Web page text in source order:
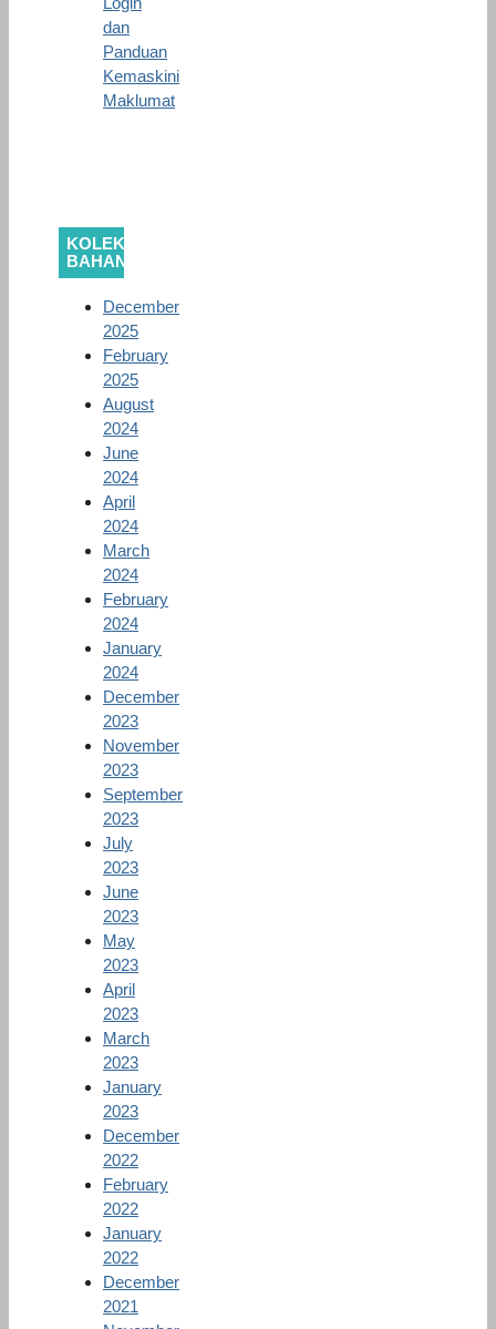
dan
Panduan
Kemaskini
Maklumat
KOLEKSI
BAHAN
December
2025
February
2025
August
2024
June
2024
April
2024
March
2024
February
2024
January
2024
December
2023
November
2023
September
2023
July
2023
June
2023
May
2023
April
2023
March
2023
January
2023
December
2022
February
2022
January
2022
December
2021